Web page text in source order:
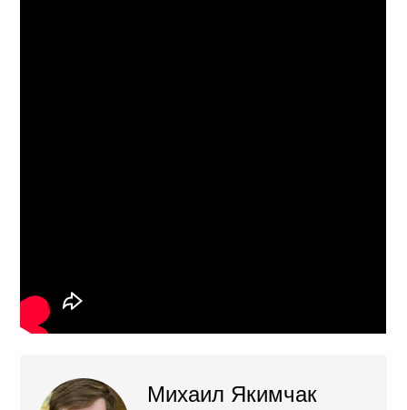
Михаил Якимчак